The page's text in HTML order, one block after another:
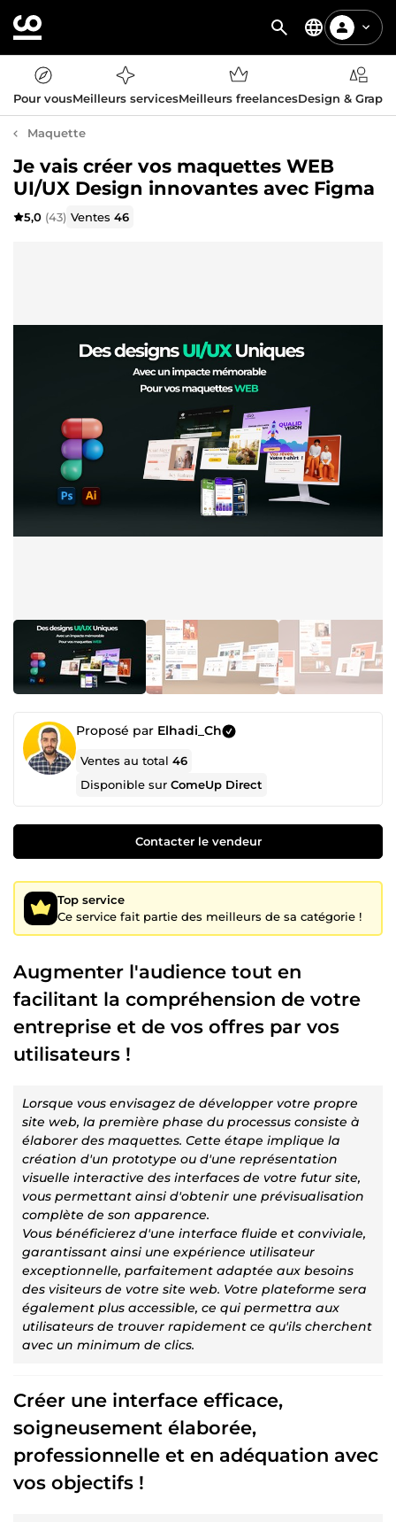
Pour vousMeilleurs servicesMeilleurs freelancesDesign &
Maquette
Je vais créer vos maquettes WEB
UI/UX Design innovantes avec Figma
5,0 (43) Ventes46
Proposé par Elhadi_Ch
Ventes au total46
Disponible surComeUp Direct
Contacter le vendeur
Top service
Ce service fait partie des meilleurs de sa catégorie !
Augmenter l'audience tout en
facilitant la compréhension de votre
entreprise et de vos offres par vos
utilisateurs !
Lorsque vous envisagez de développer votre propre
site web, la première phase du processus consiste à
élaborer des maquettes. Cette étape implique la
création d'un prototype ou d'une représentation
visuelle interactive des interfaces de votre futur site,
vous permettant ainsi d'obtenir une prévisualisation
complète de son apparence.
Vous bénéficierez d'une interface fluide et conviviale,
garantissant ainsi une expérience utilisateur
exceptionnelle, parfaitement adaptée aux besoins
des visiteurs de votre site web. Votre plateforme sera
également plus accessible, ce qui permettra aux
utilisateurs de trouver rapidement ce qu'ils cherchent
avec un minimum de clics.
Créer une interface efficace,
soigneusement élaborée,
professionnelle et en adéquation avec
vos objectifs !